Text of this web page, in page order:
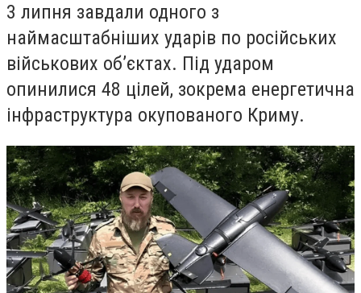
3 липня завдали одного з
наймасштабніших ударів по російських
військових об’єктах. Під ударом
опинилися 48 цілей, зокрема енергетична
інфраструктура окупованого Криму.